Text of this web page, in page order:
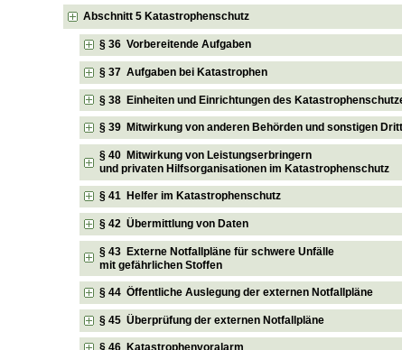
Abschnitt 5 Katastrophenschutz
§ 36 Vorbereitende Aufgaben
§ 37 Aufgaben bei Katastrophen
§ 38 Einheiten und Einrichtungen des
§ 39 Mitwirkung von anderen Behörden und sonstigen
§ 40 Mitwirkung von Leistungserbringern
und privaten Hilfsorganisationen im Katastrophenschutz
§ 41 Helfer im Katastrophenschutz
§ 42 Übermittlung von Daten
§ 43 Externe Notfallpläne für schwere Unfälle
mit gefährlichen Stoffen
§ 44 Öffentliche Auslegung der externen Notfallpläne
§ 45 Überprüfung der externen Notfallpläne